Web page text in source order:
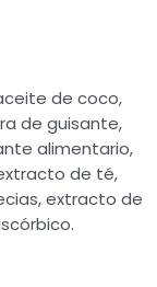
de coco,
de guisante,
alimentario,
de té,
extracto de